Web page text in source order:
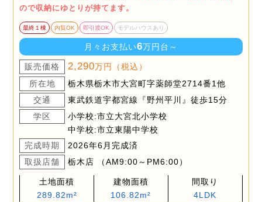
ので収納にゆとりが持てます。
最終１棟 内覧OK 即引渡OK モデルハウスあり
月々お支払い6万円台～
販売価格 2,290万円（税込）
所在地
栃木県栃木市大宮町字薬師堂2714番1他
交通
東武鉄道宇都宮線『野州平川』徒歩15分
学区
小学校:市立大宮北小学校
中学校:市立東陽中学校
完成時期
2026年6月完成済
取扱店舗
栃木店 （AM9:00～PM6:00）
土地面積
289.82m²
建物面積
106.82m²
間取り
4LDK